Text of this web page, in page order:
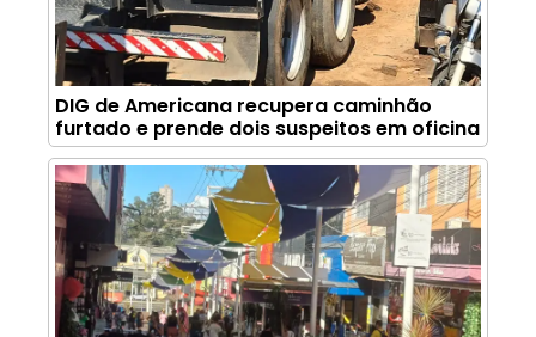
DIG de Americana recupera caminhão
furtado e prende dois suspeitos em oficina